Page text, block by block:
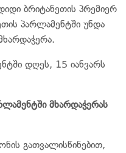
ბრიტანეთის პრემიერ
პარლამენტში უნდა
დღეს, 15 იანვარს
მხარდაჭერას
გათვალისწინებით,